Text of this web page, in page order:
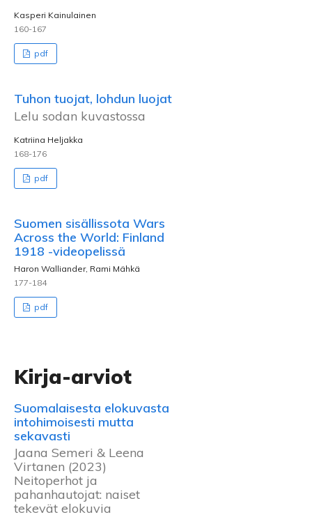
Kasperi Kainulainen
160-167
pdf
Tuhon tuojat, lohdun luojat
Lelu sodan kuvastossa
Katriina Heljakka
168-176
pdf
Suomen sisällissota Wars
Across the World: Finland
1918 -videopelissä
Haron Walliander, Rami Mähkä
177-184
pdf
Kirja-arviot
Suomalaisesta elokuvasta
intohimoisesti mutta
sekavasti
Jaana Semeri & Leena
Virtanen (2023)
Neitoperhot ja
pahanhautojat: naiset
tekevät elokuvia